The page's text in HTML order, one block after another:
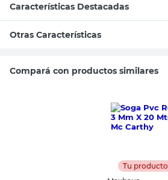
Características Destacadas
Otras Características
Compará con productos similares
Tu producto